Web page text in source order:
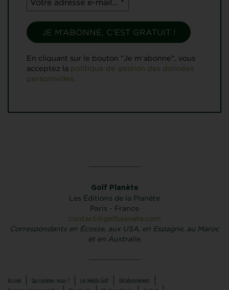
En cliquant sur le bouton "Je m'abonne", vous
acceptez la politique de gestion des données
personnelles.
Golf Planète
Les Éditions de la Planète
Paris - France
contact@golfplanete.com
Correspondants en Écosse, aux USA, en Espagne, au Maroc
et en Australie.
Accueil Qui sommes-nous ? Les Hebdo Golf
Désabonnement